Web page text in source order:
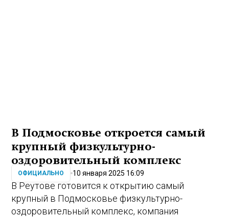
В Подмосковье откроется самый
крупный физкультурно-
оздоровительный комплекс
ОФИЦИАЛЬНО 10 января 2025 16:09
В Реутове готовится к открытию самый
крупный в Подмосковье физкультурно-
оздоровительный комплекс, компания